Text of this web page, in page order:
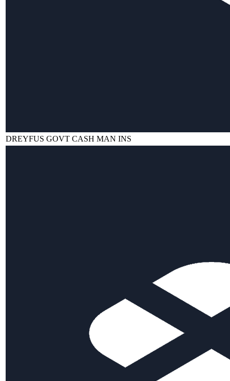
DREYFUS GOVT CASH MAN INS